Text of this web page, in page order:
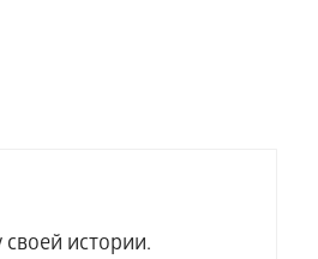
истории.